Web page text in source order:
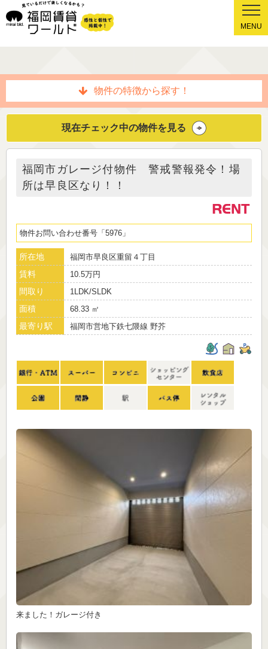
MENU
物件の特徴から探す！
現在チェック中の物件を見る
福岡市ガレージ付物件 警戒警報発令！場
所は早良区なり！！
物件お問い合わせ番号 5976
所在地 福岡市早良区重留４丁目
賃料 10.5万円
間取り 1LDK/SLDK
面積 68.33 ㎡
最寄り駅 福岡市営地下鉄七隈線 野芥
来ました！ガレージ付き